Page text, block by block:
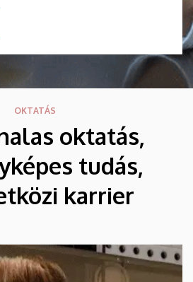
OKTATÁS
oktatás,
tudás,
karrier